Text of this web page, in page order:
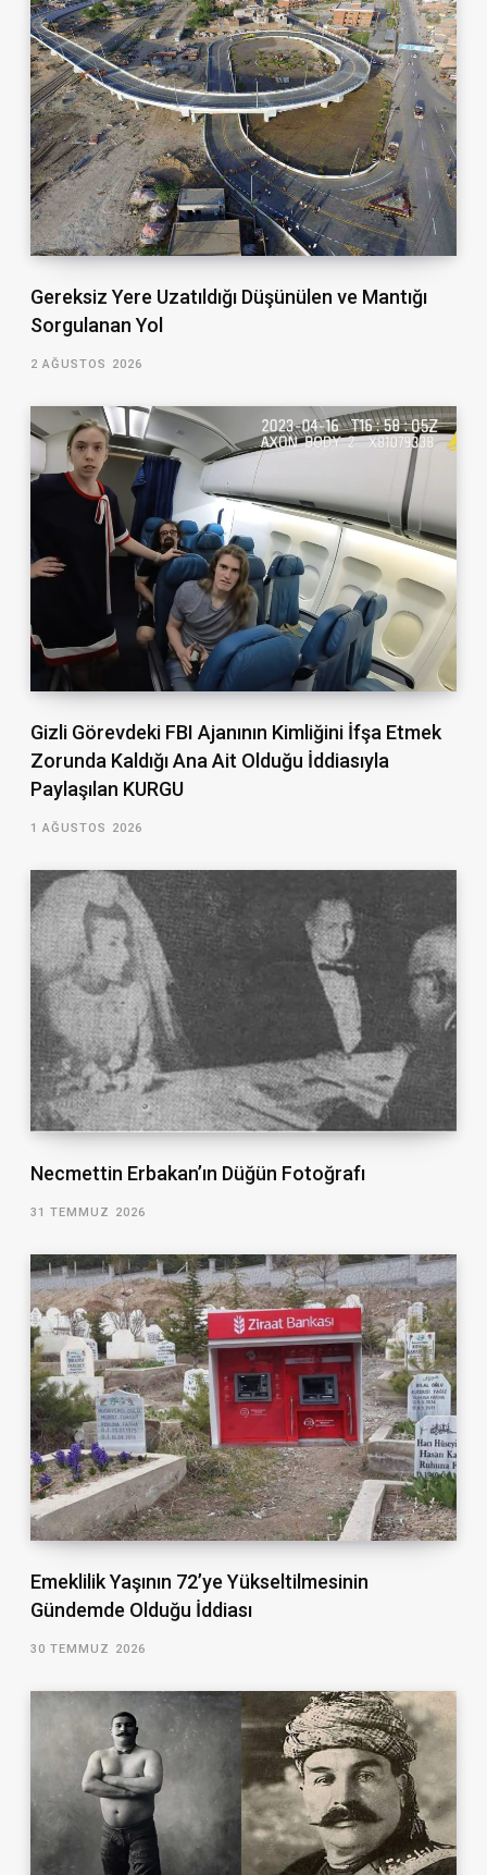
Gereksiz Yere Uzatıldığı Düşünülen ve Mantığı
Sorgulanan Yol
2 AĞUSTOS 2026
Gizli Görevdeki FBI Ajanının Kimliğini İfşa Etmek
Zorunda Kaldığı Ana Ait Olduğu İddiasıyla
Paylaşılan KURGU
1 AĞUSTOS 2026
Necmettin Erbakan’ın Düğün Fotoğrafı
31 TEMMUZ 2026
Emeklilik Yaşının 72’ye Yükseltilmesinin
Gündemde Olduğu İddiası
30 TEMMUZ 2026